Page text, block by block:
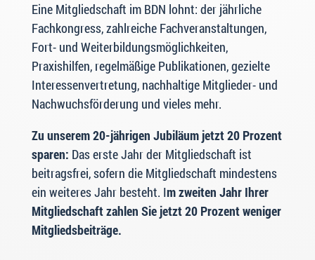
Eine Mitgliedschaft im BDN lohnt: der jährliche
Fachkongress, zahlreiche Fachveranstaltungen,
Fort- und Weiterbildungsmöglichkeiten,
Praxishilfen, regelmäßige Publikationen, gezielte
Interessenvertretung, nachhaltige Mitglieder- und
Nachwuchsförderung und vieles mehr.
Zu unserem 20-jährigen Jubiläum jetzt 20 Prozent
sparen: Das erste Jahr der Mitgliedschaft ist
beitragsfrei, sofern die Mitgliedschaft mindestens
ein weiteres Jahr besteht. Im zweiten Jahr Ihrer
Mitgliedschaft zahlen Sie jetzt 20 Prozent weniger
Mitgliedsbeiträge.